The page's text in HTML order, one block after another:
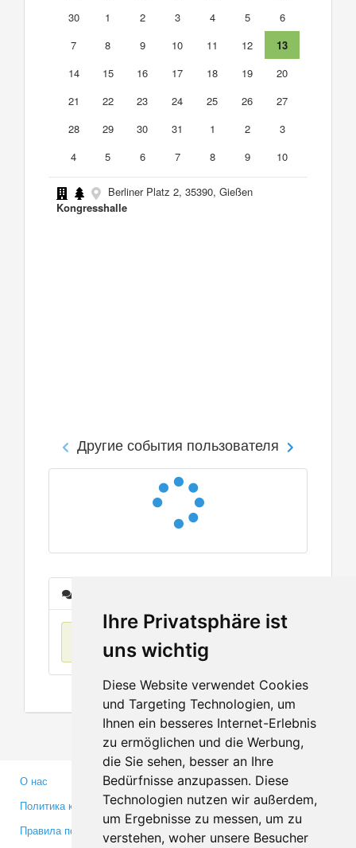
Ihre Privatsphäre ist
uns wichtig
Diese Website verwendet Cookies
und Targeting Technologien, um
Ihnen ein besseres Internet-Erlebnis
zu ermöglichen und die Werbung,
die Sie sehen, besser an Ihre
Bedürfnisse anzupassen. Diese
Technologien nutzen wir außerdem,
um Ergebnisse zu messen, um zu
verstehen, woher unsere Besucher
30
1 2 3 4 5
6
7
8 9 10 11 12
13
14
15 16 17 18 19
20
21
22 23 24 25 26
27
28
29 30 31 1 2
3
4
5 6 7 8 9 10
Berliner Platz 2, 35390, Gießen
Kongresshalle
Другие события пользователя
О нас
Политика конфиденциальности
Правила пользования
Партнерам
Инвесторам